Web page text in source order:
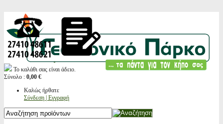
Το καλάθι σας είναι άδειο.
Σύνολο : 0,00 €
Καλώς ήρθατε
Σύνδεση | Εγγραφή